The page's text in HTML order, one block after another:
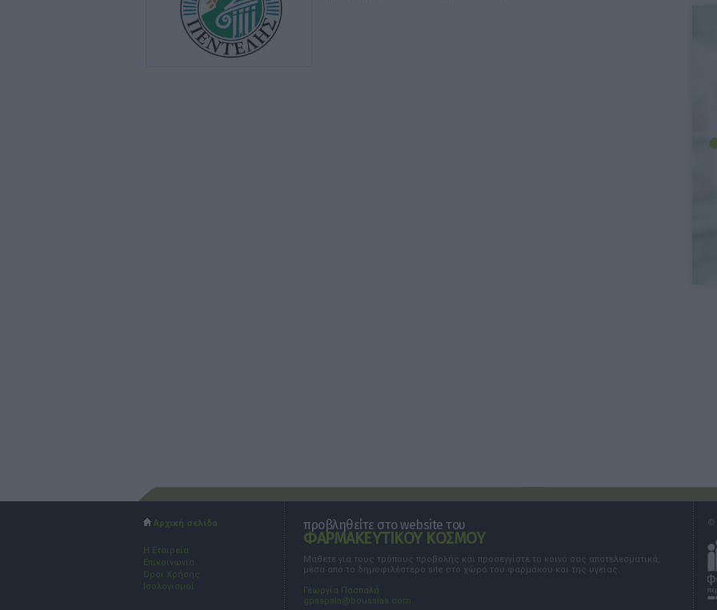
Αρχική σελίδα
Η Εταιρεία
Επικοινωνία
Όροι Χρήσης
Ισολογισμοί
προβληθείτε στο website του
ΦΑΡΜΑΚΕΥΤΙΚΟΥ ΚΟΣΜΟΥ
Μάθετε για τους τρόπους προβολής και προσεγγίστε το κοινό σας αποτελεσματικά,
μέσα από το δημοφιλέστερο site στο χώρο του φαρμάκου και της υγείας.
Γεωργία Πασπαλά
gpaspala@boussias.com
©